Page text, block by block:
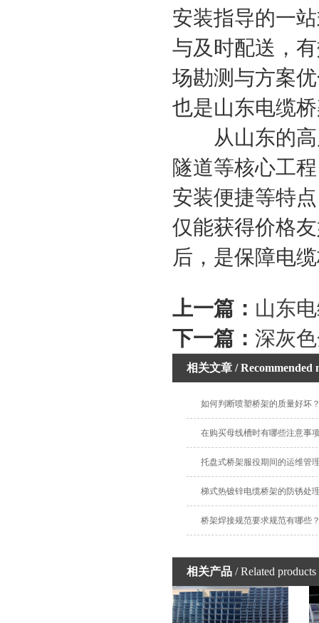
安装指导的一
与及时配送，
场勘测与方案
也是山东电缆
从山东的高
隧道等核心工
安装便捷等特
仅能获得价格
后，是保障电
上一篇： 山东
下一篇： 深灰
相关文章 / Recommended
如何判断喷塑桥架的质量好坏
在购买母线槽时有哪些注意事
托盘式桥架服役期间的运维管
梯式热镀锌电缆桥架的防锈处
桥架焊接规范要求规范有哪些
相关产品 / Related products